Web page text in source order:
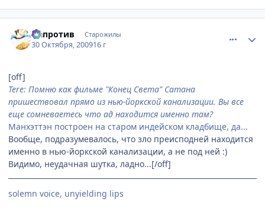
Напротив Старожилы
30 Октября, 200916 г
[off]
Tere: Помню как фильме "Конец Света" Cатана
пришествовал прямо из нью-йоркской канализации. Вы все
еще сомневаетесь что ад находится именно там?
Манхэттэн построен на старом индейском кладбище, да...
Вообще, подразумевалось, что зло преисподней находится
именно в нью-йоркской канализации, а не под ней :)
Видимо, неудачная шутка, ладно...[/off]
solemn voice, unyielding lips